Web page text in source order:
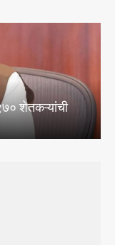
मंत्री जयकुमार